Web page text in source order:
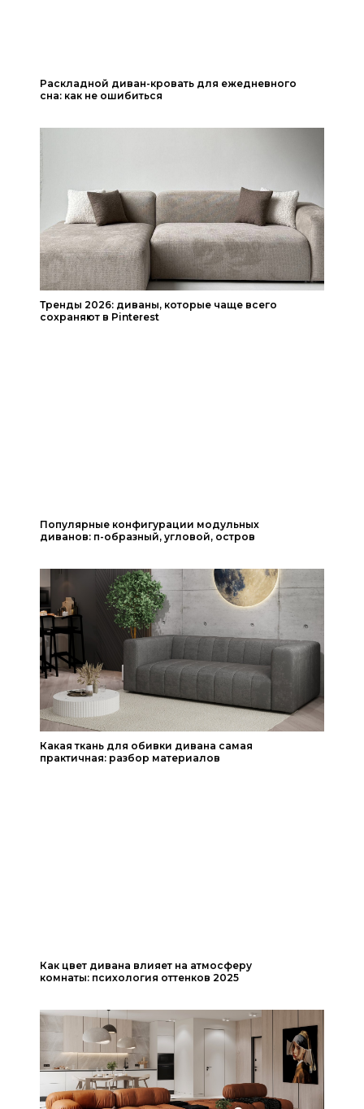
Раскладной диван-кровать для ежедневного
сна: как не ошибиться
Тренды 2026: диваны, которые чаще всего
сохраняют в Pinterest
Популярные конфигурации модульных
диванов: п-образный, угловой, остров
Какая ткань для обивки дивана самая
практичная: разбор материалов
Как цвет дивана влияет на атмосферу
комнаты: психология оттенков 2025